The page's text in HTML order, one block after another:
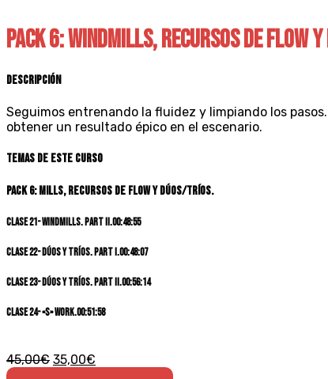
PACK 6: WINDMILLS, RECURSOS DE FLOW
Descripción
Seguimos entrenando la fluidez y limpiando los
obtener un resultado épico en el escenario.
Temas de este curso
PACK 6: MILLS, RECURSOS DE FLOW Y DÚOS/TRÍOS.
CLASE 21- Windmills. Part II.00:48:55
CLASE 22- Dúos y Tríos. Part I.00:48:07
CLASE 23- Dúos y Tríos. Part II.00:56:14
CLASE 24- «S» Work.00:51:58
45,00€ 35,00€